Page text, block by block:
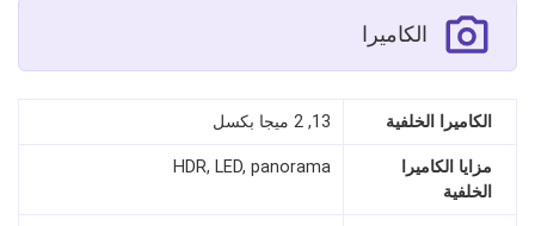
الكاميرا
الكاميرا الخلفية 13, 2 ميجا بكسل
مزايا الكاميرا
الخلفية
HDR, LED, panorama